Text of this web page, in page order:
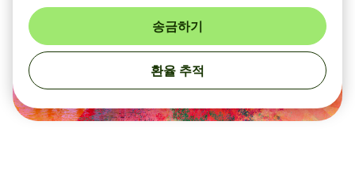
송금하기
환율 추적